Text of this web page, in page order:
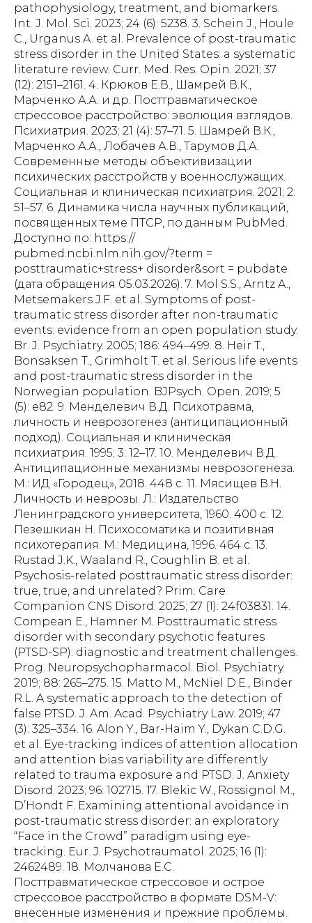
pathophysiology, treatment, and biomarkers.
Int. J. Mol. Sci. 2023; 24 (6): 5238. 3. Schein J., Houle
C., Urganus A. et al. Prevalence of post-traumatic
stress disorder in the United States: a systematic
literature review. Curr. Med. Res. Opin. 2021; 37
(12): 2151–2161. 4. Крюков Е.В., Шамрей В.К.,
Марченко А.А. и др. Посттравматическое
стрессовое расстройство: эволюция взглядов.
Психиатрия. 2023; 21 (4): 57–71. 5. Шамрей В.К.,
Марченко А.А., Лобачев А.В., Тарумов Д.А.
Современные методы объективизации
психических расстройств у военнослужащих.
Социальная и клиническая психиатрия. 2021; 2:
51–57. 6. Динамика числа научных публикаций,
посвященных теме ПТСР, по данным PubMed.
Доступно по: https://
pubmed.ncbi.nlm.nih.gov/?term =
posttraumatic+stress+ disorder&sort = pubdate
(дата обращения 05.03.2026). 7. Mol S.S., Arntz A.,
Metsemakers J.F. et al. Symptoms of post-
traumatic stress disorder after non-traumatic
events: evidence from an open population study.
Br. J. Psychiatry. 2005; 186: 494–499. 8. Heir T.,
Bonsaksen T., Grimholt T. et al. Serious life events
and post-traumatic stress disorder in the
Norwegian population. BJPsych. Open. 2019; 5
(5): e82. 9. Менделевич В.Д. Психотравма,
личность и неврозогенез (антиципационный
подход). Социальная и клиническая
психиатрия. 1995; 3: 12–17. 10. Менделевич В.Д.
Антиципационные механизмы неврозогенеза.
М.: ИД «Городец», 2018. 448 с. 11. Мясищев В.Н.
Личность и неврозы. Л.: Издательство
Ленинградского университета, 1960. 400 с. 12.
Пезешкиан Н. Психосоматика и позитивная
психотерапия. М.: Медицина, 1996. 464 с. 13.
Rustad J.K., Waaland R., Coughlin B. et al.
Psychosis-related posttraumatic stress disorder:
true, true, and unrelated? Prim. Care
Companion CNS Disord. 2025; 27 (1): 24f03831. 14.
Compean E., Hamner M. Posttraumatic stress
disorder with secondary psychotic features
(PTSD-SP): diagnostic and treatment challenges.
Prog. Neuropsychopharmacol. Biol. Psychiatry.
2019; 88: 265–275. 15. Matto M., McNiel D.E., Binder
R.L. A systematic approach to the detection of
false PTSD. J. Am. Acad. Psychiatry Law. 2019; 47
(3): 325–334. 16. Alon Y., Bar-Haim Y., Dykan C.D.G.
et al. Eye-tracking indices of attention allocation
and attention bias variability are differently
related to trauma exposure and PTSD. J. Anxiety
Disord. 2023; 96: 102715. 17. Blekic W., Rossignol M.,
D’Hondt F. Examining attentional avoidance in
post-traumatic stress disorder: an exploratory
“Face in the Crowd” paradigm using eye-
tracking. Eur. J. Psychotraumatol. 2025; 16 (1):
2462489. 18. Молчанова Е.С.
Посттравматическое стрессовое и острое
стрессовое расстройство в формате DSM-V:
внесенные изменения и прежние проблемы.